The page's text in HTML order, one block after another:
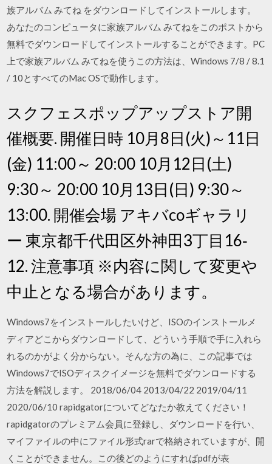
族アルバム みてね をダウンロードしてインストールします。
あなたのコンピュータに家族アルバム みてねをこのポストから
無料でダウンロードしてインストールすることができます。PC
上で家族アルバム みてねを使うこの方法は、Windows 7/8 / 8.1
/ 10とすべてのMac OSで動作します。
スクフェスポップアップストア開
催概要. 開催日時 10月8日(火)～11日
(金) 11:00～ 20:00 10月12日(土)
9:30～ 20:00 10月13日(日) 9:30～
13:00. 開催会場 アキバcoギャラリ
ー 東京都千代田区外神田3丁目16‐
12. 注意事項 ※内容に関して変更や
中止となる場合があります。
Windows7をインストールしたいけど、ISOのインストールメ
ディアどこからダウンロードして、どういう手順で手に入れら
れるのかがよく分からない。そんな方の為に、この記事では
Windows7でISOディスクイメージを無料でダウンロードする
方法を解説します。 2018/06/04 2013/04/22 2019/04/11
2020/06/10 rapidgatorについてどなたか教えてください！
rapidgatorのプレミアム会員に登録し、ダウンロードを行い、
マイファイルの中にファイル形式rarで格納されていますが、開
くことができません。この後どのようにすればpdfが表